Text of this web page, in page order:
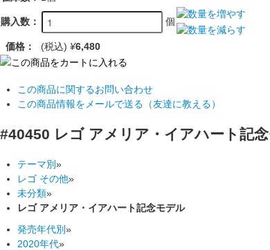
購入数： 個
価格： (税込) ¥6,480
この商品に関するお問い合わせ
この商品情報をメールで送る（友達に教える）
#40450 レゴ アメリア・イアハート記
テーマ別»
レゴ その他»
未分類»
レゴ アメリア・イアハート記念モデル
発売年代別»
2020年代»